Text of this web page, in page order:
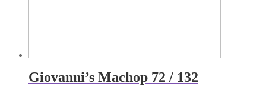
Giovanni’s Machop 72 / 132